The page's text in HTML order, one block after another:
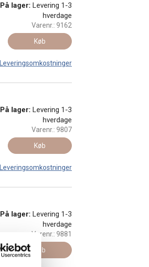
På lager: Levering 1-3
hverdage
Varenr.: 9162
Køb
Leveringsomkostninger
På lager: Levering 1-3
hverdage
Varenr.: 9807
Køb
Leveringsomkostninger
På lager: Levering 1-3
hverdage
Varenr.: 9881
Køb